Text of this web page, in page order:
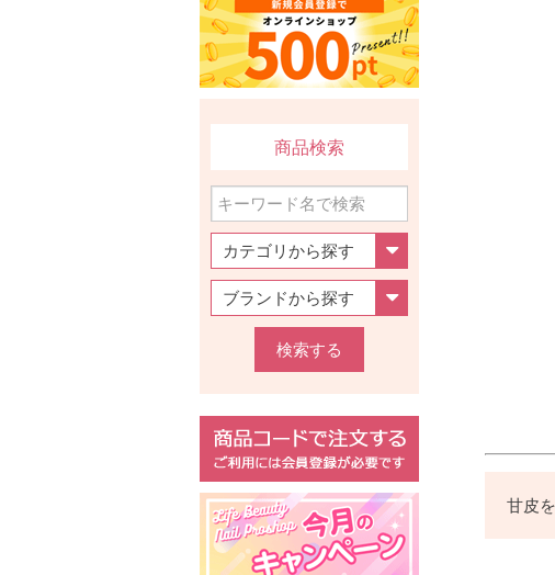
甘皮
商品検索
検索する